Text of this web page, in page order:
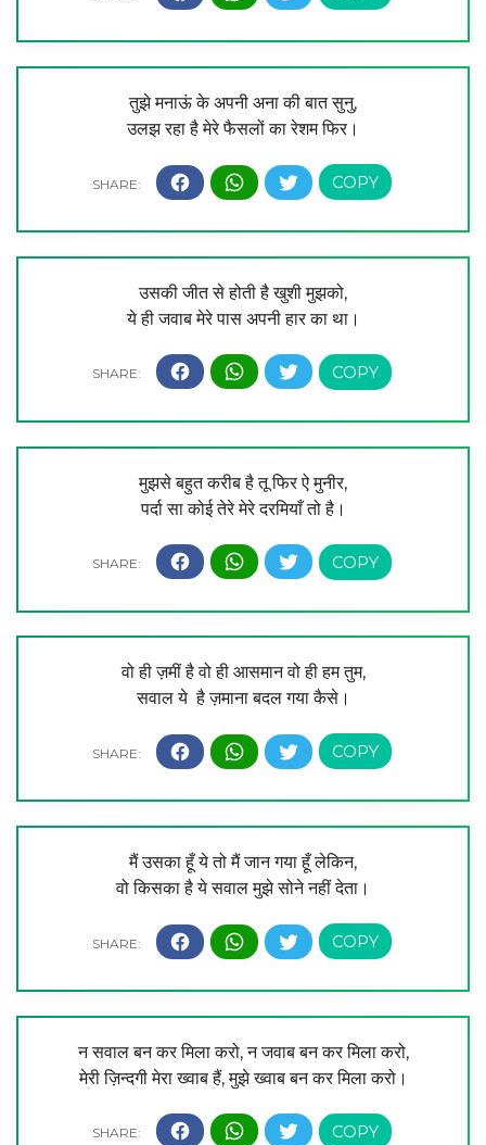
तुझे मनाऊं के अपनी अना की बात सुनु,
उलझ रहा है मेरे फैसलों का रेशम फिर।
उसकी जीत से होती है खुशी मुझको,
ये ही जवाब मेरे पास अपनी हार का था।
मुझसे बहुत करीब है तू फिर ऐ मुनीर,
पर्दा सा कोई तेरे मेरे दरमियाँ तो है।
वो ही ज़मीं है वो ही आसमान वो ही हम तुम,
सवाल ये है ज़माना बदल गया कैसे।
मैं उसका हूँ ये तो मैं जान गया हूँ लेकिन,
वो किसका है ये सवाल मुझे सोने नहीं देता।
न सवाल बन कर मिला करो, न जवाब बन कर मिला करो,
मेरी ज़िन्दगी मेरा ख्वाब हैं, मुझे ख्वाब बन कर मिला करो।